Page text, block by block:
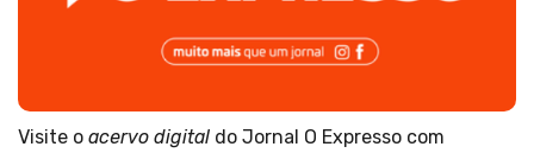
Visite o acervo digital do Jornal O Expresso com